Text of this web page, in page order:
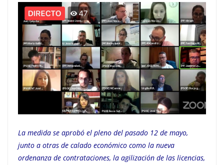
La medida se aprobó el pleno del pasado 12 de mayo,
junto a otras de calado económico como la nueva
ordenanza de contrataciones, la agilización de las licencias,